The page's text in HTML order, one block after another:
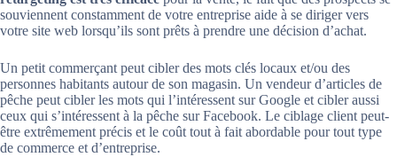
souviennent constamment de votre entreprise aide à se diriger vers
votre site web lorsqu’ils sont prêts à prendre une décision d’achat.
Un petit commerçant peut cibler des mots clés locaux et/ou des
personnes habitants autour de son magasin. Un vendeur d’articles de
pêche peut cibler les mots qui l’intéressent sur Google et cibler aussi
ceux qui s’intéressent à la pêche sur Facebook. Le ciblage client peut-
être extrêmement précis et le coût tout à fait abordable pour tout type
de commerce et d’entreprise.